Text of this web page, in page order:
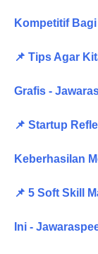
Kompetitif
📌 Tips Agar
Grafis -
📌 Startup
Keberhasilan
📌 5 Soft Skill
Ini -